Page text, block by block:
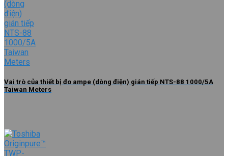
Vai trò của thiết bị đo ampe (dòng điện) gián tiếp NTS-88 1000/5A
Taiwan Meters